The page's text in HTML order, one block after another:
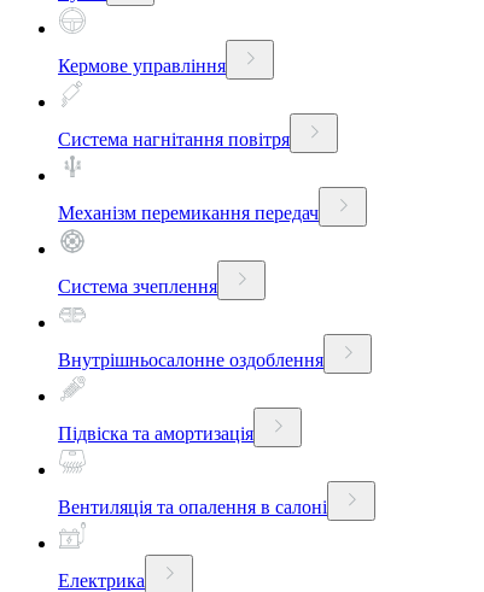
Кермове управління
Система нагнітання повітря
Механізм перемикання передач
Система зчеплення
Внутрішньосалонне оздоблення
Підвіска та амортизація
Вентиляція та опалення в салоні
Електрика